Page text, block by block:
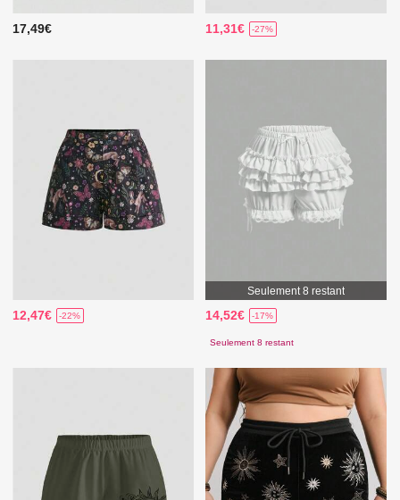
17,49€ 11,31€ -27%
12,47€ -22%
Seulement 8 restant
14,52€ -17%
Seulement 8 restant